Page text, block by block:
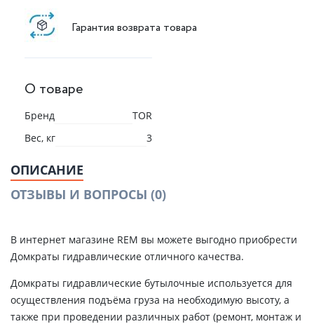
Гарантия возврата товара
О товаре
Бренд
TOR
Вес, кг
3
ОПИСАНИЕ
ОТЗЫВЫ И ВОПРОСЫ (0)
В интернет магазине REM вы можете выгодно приобрести
Домкраты гидравлические отличного качества.
Домкраты гидравлические бутылочные используется для
осуществления подъёма груза на необходимую высоту, а
также при проведении различных работ (ремонт, монтаж и